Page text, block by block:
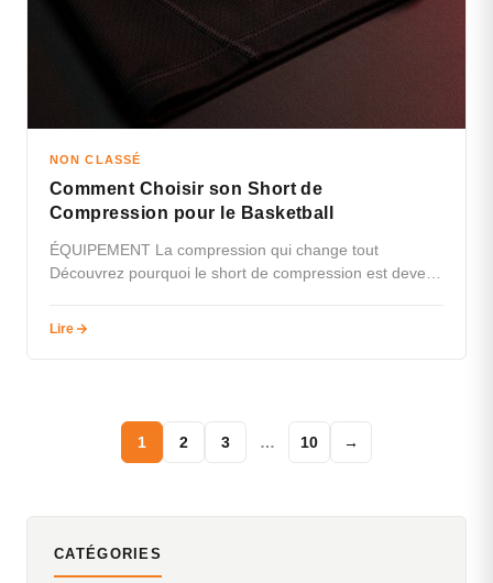
NON CLASSÉ
Comment Choisir son Short de
Compression pour le Basketball
ÉQUIPEMENT La compression qui change tout
Découvrez pourquoi le short de compression est devenu
Lire
1 2 3 … 10 →
CATÉGORIES